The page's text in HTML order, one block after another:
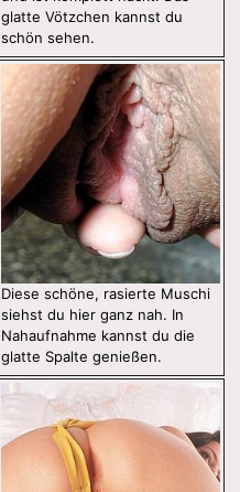
glatte Vötzchen kannst du
schön sehen.
Diese schöne, rasierte Muschi
siehst du hier ganz nah. In
Nahaufnahme kannst du die
glatte Spalte genießen.